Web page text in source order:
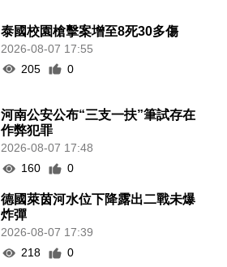
泰國校園槍擊案增至8死30多傷
2026-08-07 17:55
205
0
河南公安公布“三支一扶”筆試存在
作弊犯罪
2026-08-07 17:48
160
0
德國萊茵河水位下降露出二戰未爆
炸彈
2026-08-07 17:39
218
0